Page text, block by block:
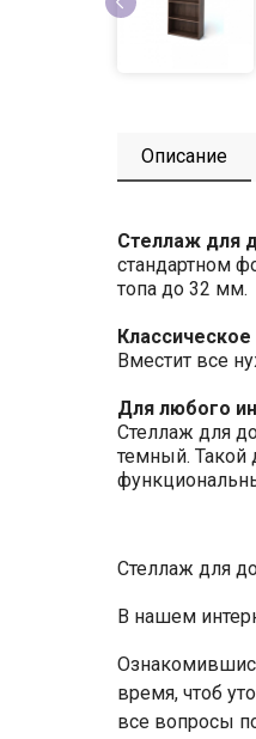
Описание
Стеллаж для
стандартном
топа до 32 мм.
Вместит все
Для любого
Стеллаж для
темный. Такой
Стеллаж для
В нашем
время, чтоб
все вопросы